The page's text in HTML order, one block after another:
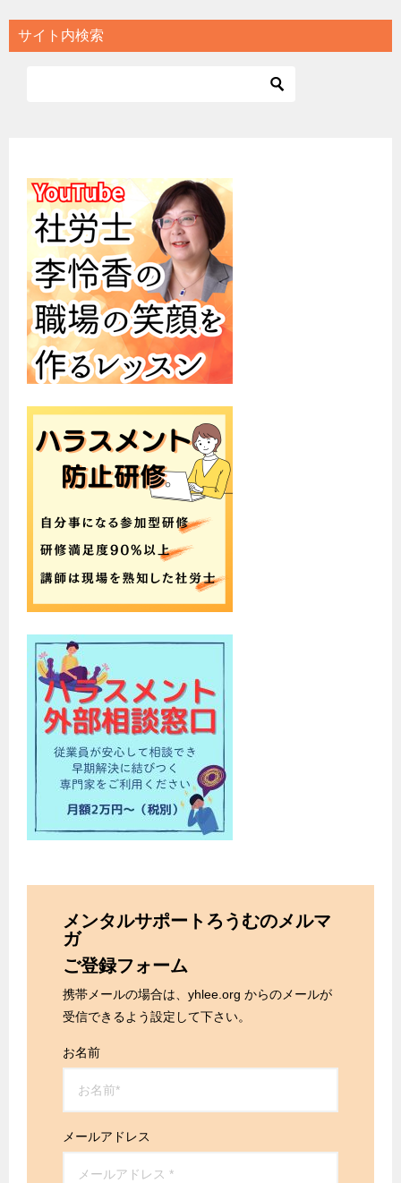
サイト内検索
メンタルサポートろうむのメルマ
ガ
ご登録フォーム
携帯メールの場合は、yhlee.org からのメールが
受信できるよう設定して下さい。
お名前
メールアドレス